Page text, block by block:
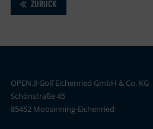
ZURÜCK
OPEN.9 Golf Eichenried GmbH & Co. KG
Schönstraße 45
85452 Moosinning-Eichenried